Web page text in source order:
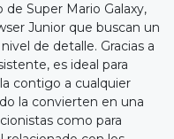
de Super Mario Galaxy,
Junior que buscan un
de detalle. Gracias a
es ideal para
contigo a cualquier
la convierten en una
como para